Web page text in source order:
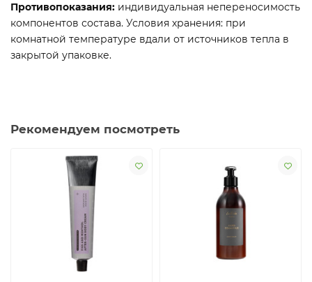
Противопоказания: индивидуальная непереносимость
компонентов состава. Условия хранения: при
комнатной температуре вдали от источников тепла в
закрытой упаковке.
Рекомендуем посмотреть